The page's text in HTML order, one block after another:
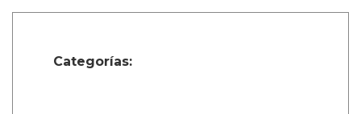
Categorías: